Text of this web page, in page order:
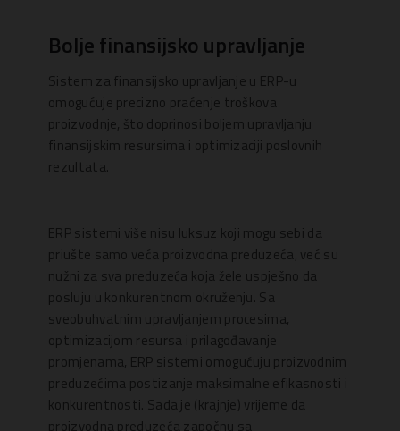
Bolje finansijsko upravljanje
Sistem za finansijsko upravljanje u ERP-u
omogućuje precizno praćenje troškova
proizvodnje, što doprinosi boljem upravljanju
finansijskim resursima i optimizaciji poslovnih
rezultata.
ERP sistemi više nisu luksuz koji mogu sebi da
priušte samo veća proizvodna preduzeća, već su
nužni za sva preduzeća koja žele uspješno da
posluju u konkurentnom okruženju. Sa
sveobuhvatnim upravljanjem procesima,
optimizacijom resursa i prilagođavanje
promjenama, ERP sistemi omogućuju proizvodnim
preduzećima postizanje maksimalne efikasnosti i
konkurentnosti. Sada je (krajnje) vrijeme da
proizvodna preduzeća započnu sa